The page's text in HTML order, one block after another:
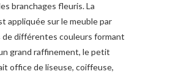
branchages fleuris. La
appliquée sur le meuble par
de différentes couleurs formant
grand raffinement, le petit
office de liseuse, coiffeuse,